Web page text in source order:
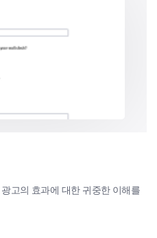
shared
would make our social
appealing to you?
고의 효과에 대한 귀중한 이해를